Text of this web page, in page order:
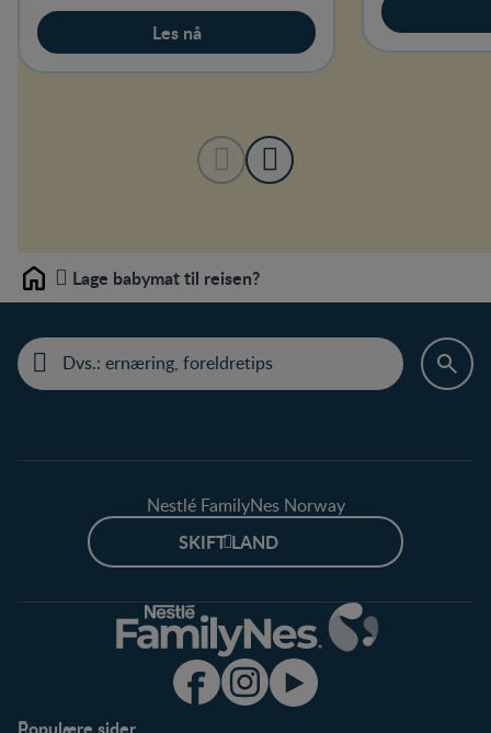
Les nå
Home Lage babymat til reisen?
Nestlé FamilyNes Norway
SKIFT LAND
Populære sider